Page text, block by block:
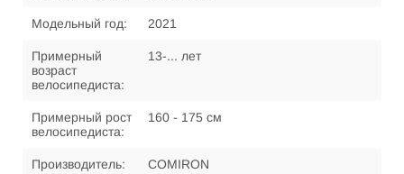
Модельный год: 2021
Примерный
возраст
велосипедиста:
13-... лет
Примерный рост
велосипедиста:
160 - 175 см
Производитель: COMIRON